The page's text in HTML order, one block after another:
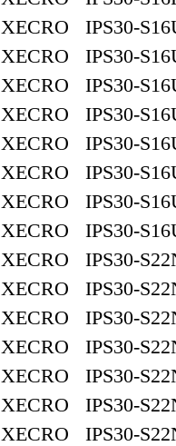
XECRO IPS30-
XECRO IPS30-
XECRO IPS30-
XECRO IPS30-
XECRO IPS30-
XECRO IPS30-
XECRO IPS30-
XECRO IPS30-
XECRO IPS30-
XECRO IPS30-
XECRO IPS30-
XECRO IPS30-
XECRO IPS30-
XECRO IPS30-
XECRO IPS30-